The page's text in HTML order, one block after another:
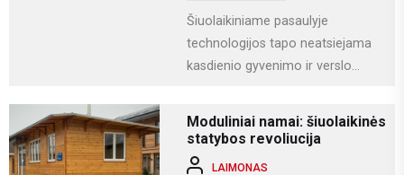
Šiuolaikiniame pasaulyje
technologijos tapo neatsiejama
kasdienio gyvenimo ir verslo
komunikacijai ir įvairioms
specializuotoms užduotims...
Moduliniai namai: šiuolaikinės
statybos revoliucija
LAIMONAS